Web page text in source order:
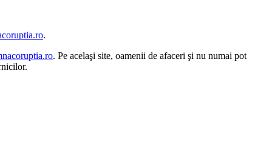
.
. Pe acelaşi site, oamenii de afaceri şi nu numai pot